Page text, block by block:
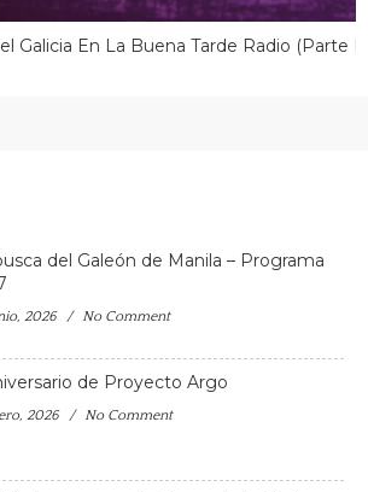
Galicia En La Buena Tarde Radio (parte
del Galeón de Manila – Programa
2026 No Comment
de Proyecto Argo
2026 No Comment